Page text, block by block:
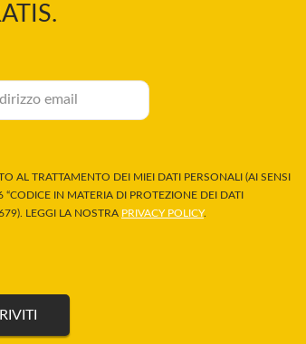
AL TRATTAMENTO DEI MIEI DATI PERSONALI (AI SENSI
IN MATERIA DI PROTEZIONE DEI DATI
LEGGI LA NOSTRA PRIVACY POLICY.